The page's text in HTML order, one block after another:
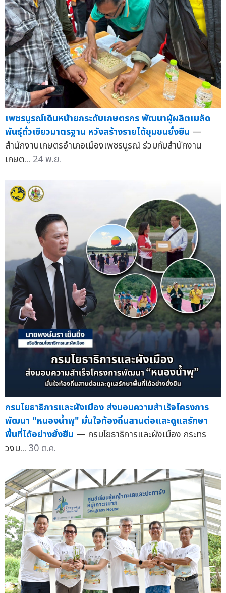
เพชรบูรณ์เดินหน้ายกระดับเกษตรกร พัฒนาผู้ผลิตเมล็ด
พันธุ์ถั่วเขียวมาตรฐาน หวังสร้างรายได้ชุมชนยั่งยืน —
สำนักงานเกษตรอำเภอเมืองเพชรบูรณ์ ร่วมกับสำนักงาน
เกษต... 24 พ.ย.
กรมโยธาธิการและผังเมือง ส่งมอบความสำเร็จโครงการ
พัฒนา "หนองน้ำพุ" มั่นใจท้องถิ่นสานต่อและดูแลรักษา
พื้นที่ได้อย่างยั่งยืน — กรมโยธาธิการและผังเมือง กระทร
วงม... 30 ต.ค.